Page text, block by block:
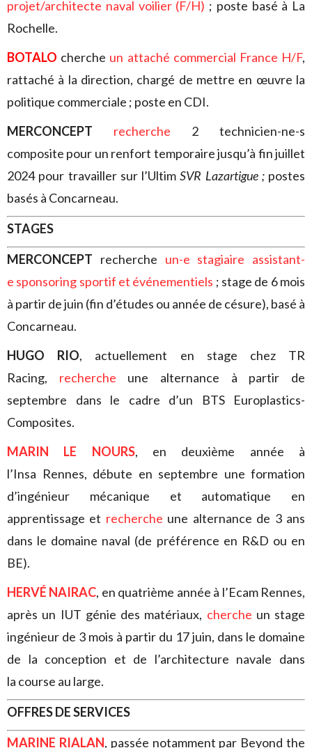
projet/architecte naval voilier (F/H) ; poste basé à La
Rochelle.
BOTALO cherche un attaché commercial France H/F,
rattaché à la direction, chargé de mettre en œuvre la
politique commerciale ; poste en CDI.
MERCONCEPT
recherche 2 technicien-ne-s
composite pour un renfort temporaire jusqu’à fin juillet
2024 pour travailler sur l’UltimSVR Lazartigue ; postes
basés à Concarneau.
STAGES
MERCONCEPT recherche un-e stagiaire assistant-
e sponsoring sportif et événementiels ; stage de 6 mois
à partir de juin (fin d’études ou année de césure), basé à
Concarneau.
HUGO RIO, actuellement en stage chez TR
Racing, recherche une alternance à partir de
septembre dans le cadre d’un BTS Europlastics-
Composites.
MARIN LE NOURS, en deuxième année à
l’Insa Rennes, débute en septembre une formation
d’ingénieur mécanique et automatique en
apprentissage et recherche une alternance de 3 ans
dans le domaine naval (de préférence en R&D ou en
BE).
HERVÉ NAIRAC, en quatrième année à l’Ecam Rennes,
après un IUT génie des matériaux, cherche un stage
ingénieur de 3 mois à partir du 17 juin, dans le domaine
de la conception et de l’architecture navale dans
la course au large.
OFFRES DE SERVICES
MARINE RIALAN, passée notamment par Beyond the